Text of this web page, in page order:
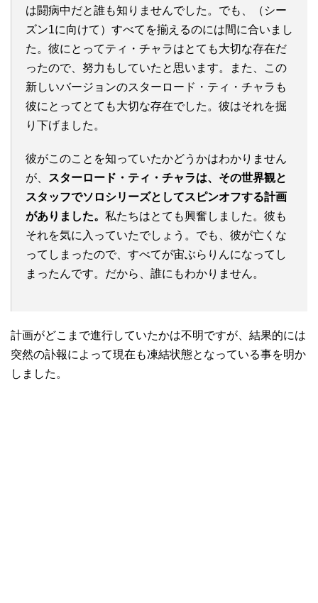
は闘病中だと誰も知りませんでした。でも、（シー
ズン1に向けて）すべてを揃えるのには間に合いまし
た。彼にとってティ・チャラはとても大切な存在だ
ったので、努力もしていたと思います。また、この
新しいバージョンのスターロード・ティ・チャラも
彼にとってとても大切な存在でした。彼はそれを掘
り下げました。
彼がこのことを知っていたかどうかはわかりません
が、
スターロード・ティ・チャラは、その世界観と
スタッフでソロシリーズとしてスピンオフする計画
がありました。 私たちはとても興奮しました。彼も
それを気に入っていたでしょう。でも、彼が亡くな
ってしまったので、すべてが宙ぶらりんになってし
まったんです。だから、誰にもわかりません。
計画がどこまで進行していたかは不明ですが、結果的には
突然の訃報によって現在も凍結状態となっている事を明か
しました。